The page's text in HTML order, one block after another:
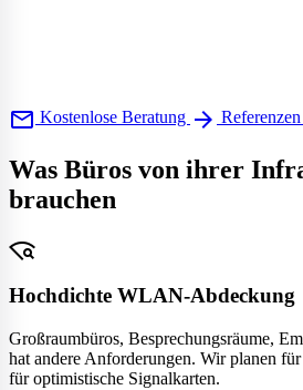
mail Kostenlose Beratung arrow_forward
Was Büros von ihrer
brauchen
wifi_find
Hochdichte WLAN-Abdeckung
Großraumbüros, Besprechungsräume,
hat andere Anforderungen. Wir planen
für optimistische Signalkarten.